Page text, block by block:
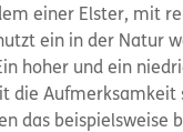
einer Elster, mit
ein in der Natur
hoher und ein
die Aufmerksamkeit
das beispielsweise